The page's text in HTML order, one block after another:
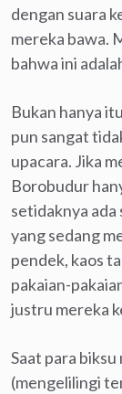
dengan suara
mereka bawa.
bahwa ini
Bukan hanya
pun sangat
upacara. Jika
Borobudur
setidaknya
yang sedang
pendek, kaos
pakaian-
justru mereka
Saat para
(mengelilingi